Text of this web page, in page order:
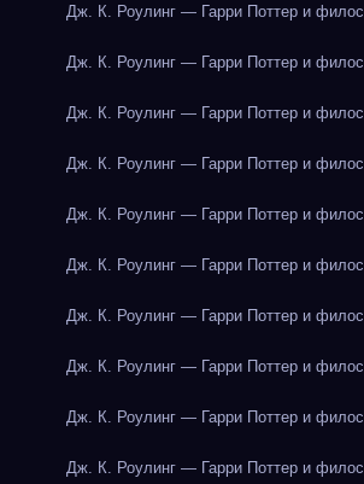
Дж. К. Роулинг — Гарри Поттер и
Дж. К. Роулинг — Гарри Поттер и
Дж. К. Роулинг — Гарри Поттер и
Дж. К. Роулинг — Гарри Поттер и
Дж. К. Роулинг — Гарри Поттер и
Дж. К. Роулинг — Гарри Поттер и
Дж. К. Роулинг — Гарри Поттер и
Дж. К. Роулинг — Гарри Поттер и
Дж. К. Роулинг — Гарри Поттер и
Дж. К. Роулинг — Гарри Поттер и